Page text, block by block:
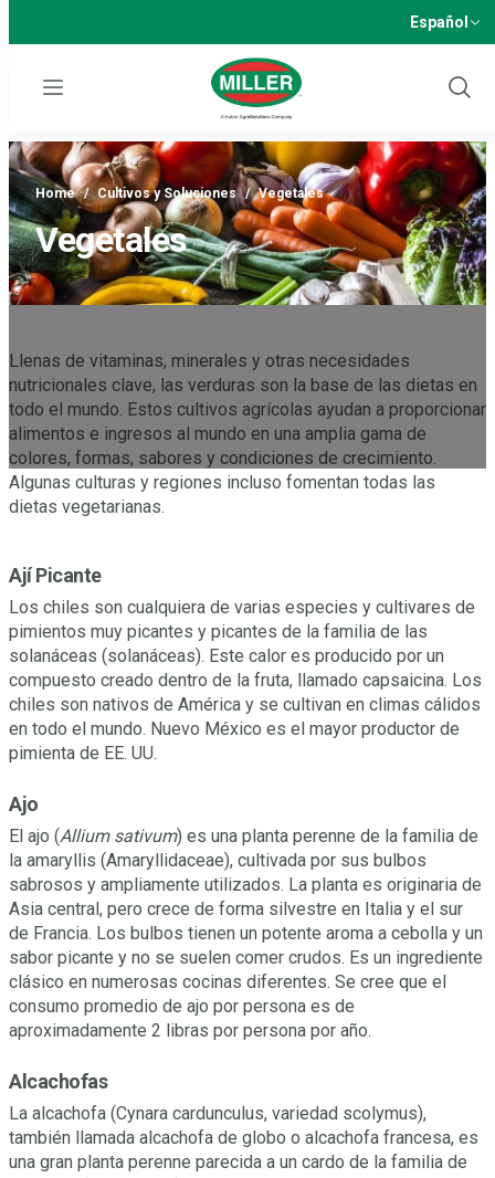
Español
Menu
Show
Home / Cultivos y Soluciones / Vegetales
Vegetales
Llenas de vitaminas, minerales y otras necesidades
nutricionales clave, las verduras son la base de las dietas en
todo el mundo. Estos cultivos agrícolas ayudan a proporcionar
alimentos e ingresos al mundo en una amplia gama de
colores, formas, sabores y condiciones de crecimiento.
Algunas culturas y regiones incluso fomentan todas las
dietas vegetarianas.
Ají Picante
Los chiles son cualquiera de varias especies y cultivares de
pimientos muy picantes y picantes de la familia de las
solanáceas (solanáceas). Este calor es producido por un
compuesto creado dentro de la fruta, llamado capsaicina. Los
chiles son nativos de América y se cultivan en climas cálidos
en todo el mundo. Nuevo México es el mayor productor de
pimienta de EE. UU.
Ajo
El ajo (Allium sativum) es una planta perenne de la familia de
la amaryllis (Amaryllidaceae), cultivada por sus bulbos
sabrosos y ampliamente utilizados. La planta es originaria de
Asia central, pero crece de forma silvestre en Italia y el sur
de Francia. Los bulbos tienen un potente aroma a cebolla y un
sabor picante y no se suelen comer crudos. Es un ingrediente
clásico en numerosas cocinas diferentes. Se cree que el
consumo promedio de ajo por persona es de
aproximadamente 2 libras por persona por año.
Alcachofas
La alcachofa (Cynara cardunculus, variedad scolymus),
también llamada alcachofa de globo o alcachofa francesa, es
una gran planta perenne parecida a un cardo de la familia de